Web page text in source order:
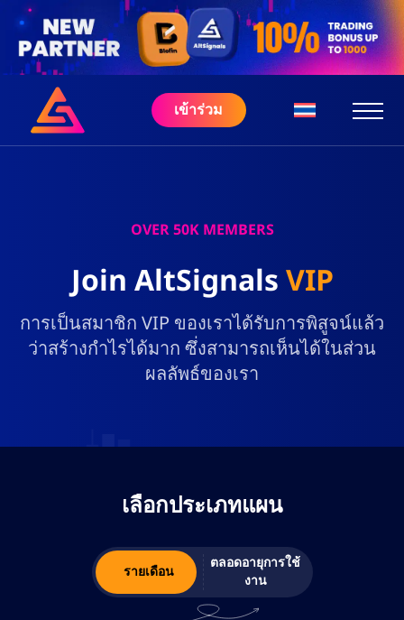
เข้าร่วม
OVER 50K MEMBERS
Join AltSignals VIP
การเป็นสมาชิก VIP ของเราได้รับการพิสูจน์แล้ว
ว่าสร้างกำไรได้มาก ซึ่งสามารถเห็นได้ในส่วน
ผลลัพธ์ของเรา
เลือกประเภทแผน
รายเดือน
ตลอดอายุการใช้
งาน